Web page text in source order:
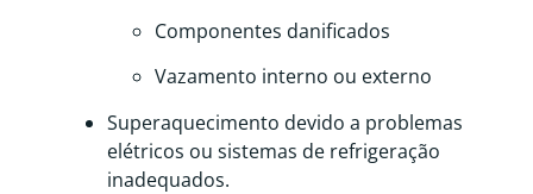
Componentes danificados
Vazamento interno ou externo
Superaquecimento devido a problemas
elétricos ou sistemas de refrigeração
inadequados.